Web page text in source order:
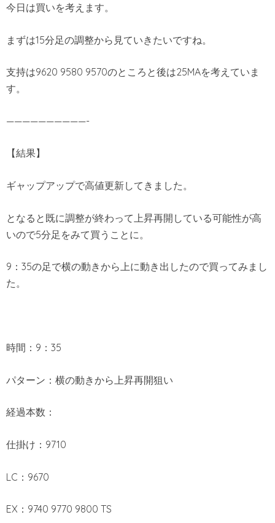
今日は買いを考えます。
まずは15分足の調整から見ていきたいですね。
支持は9620 9580 9570のところと後は25MAを考えていま
す。
——————————-
【結果】
ギャップアップで高値更新してきました。
となると既に調整が終わって上昇再開している可能性が高
いので5分足をみて買うことに。
9：35の足で横の動きから上に動き出したので買ってみまし
た。
時間：9：35
パターン：横の動きから上昇再開狙い
経過本数：
仕掛け：9710
LC：9670
EX：9740 9770 9800 TS